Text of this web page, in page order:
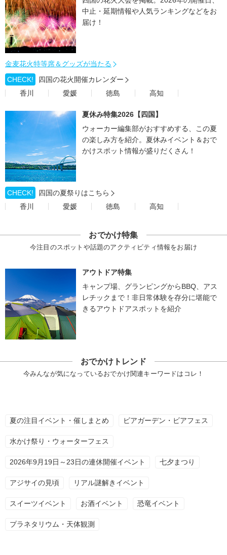
中止・延期情報や人気ランキングなどをお
届け！
金麦花火特等席＆グッズが当たる
CHECK!
四国の花火開催カレンダー
香川
愛媛 徳島 高知
夏休み特集2026【四国】
ウォーカー編集部がおすすめする、この夏
の楽しみ方を紹介。夏休みイベント＆おで
かけスポット情報が盛りだくさん！
CHECK!
四国の夏祭りはこちら
香川
愛媛 徳島 高知
おでかけ特集
今注目のスポットや話題のアクティビティ情報をお届け
アウトドア特集
キャンプ場、グランピングからBBQ、アス
レチックまで！非日常体験を存分に堪能で
きるアウトドアスポットを紹介
おでかけトレンド
今みんなが気になっているおでかけ関連キーワードはコレ！
夏の注目イベント・催しまとめ ビアガーデン・ビアフェス
水かけ祭り・ウォーターフェス
2026年9月19日～23日の連休開催イベント 七夕まつり
アジサイの見頃 リアル謎解きイベント
スイーツイベント お酒イベント 恐竜イベント
プラネタリウム・天体観測